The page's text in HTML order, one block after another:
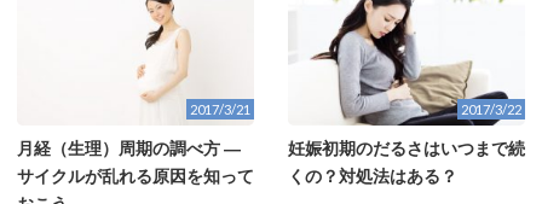
2017/3/21
月経（生理）周期の調べ方 ―
サイクルが乱れる原因を知って
2017/3/22
妊娠初期のだるさはいつまで続
くの？対処法はある？